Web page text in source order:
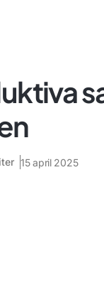
15 april 2025